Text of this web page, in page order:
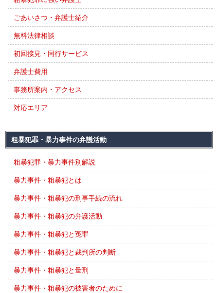
ごあいさつ・弁護士紹介
無料法律相談
初回接見・同行サービス
弁護士費用
事務所案内・アクセス
対応エリア
粗暴犯罪・暴力事件の弁護活動
粗暴犯罪・暴力事件別解説
暴力事件・粗暴犯とは
暴力事件・粗暴犯の刑事手続の流れ
暴力事件・粗暴犯の弁護活動
暴力事件・粗暴犯と冤罪
暴力事件・粗暴犯と裁判所の判断
暴力事件・粗暴犯と量刑
暴力事件・粗暴犯の被害者のために